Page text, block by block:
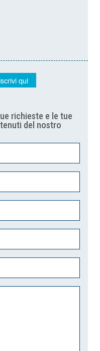
qui
richieste e le tue
del nostro